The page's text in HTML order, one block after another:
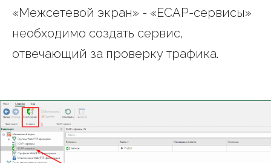
«Межсетевой экран» - «ECAP-сервисы»
необходимо создать сервис,
отвечающий за проверку трафика.